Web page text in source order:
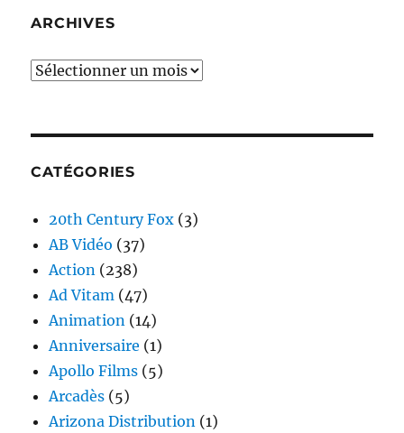
ARCHIVES
Archives
CATÉGORIES
20th Century Fox (3)
AB Vidéo (37)
Action (238)
Ad Vitam (47)
Animation (14)
Anniversaire (1)
Apollo Films (5)
Arcadès (5)
Arizona Distribution (1)